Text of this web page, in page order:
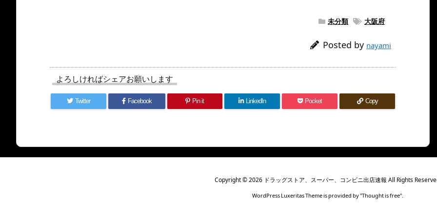
未分類 大阪府
Posted by nayami
よろしければシェアお願いします
Twitter Facebook Pin it LinkedIn Pocket Copy
Copyright ©2026 ドラッグストア、スーパー、コンビニ出店速報 All Rights
WordPress Luxeritas Theme is provided by "Thought is free".